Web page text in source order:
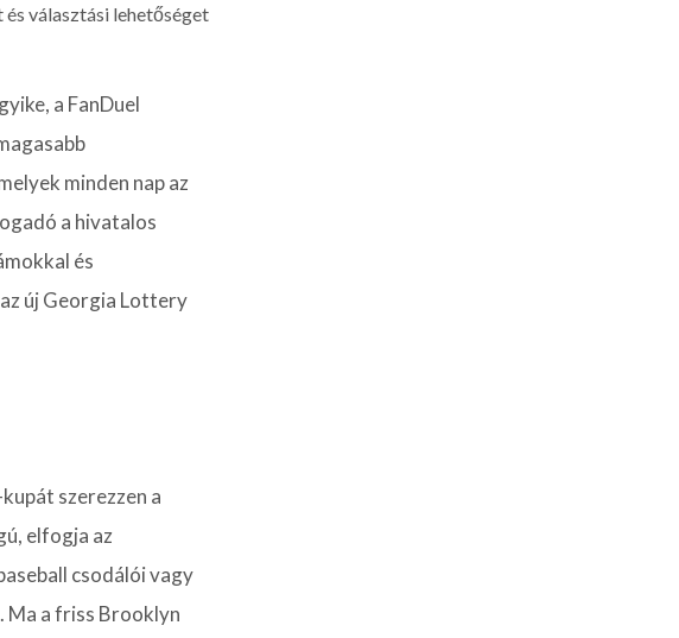
választási lehetőséget
a FanDuel
minden nap az
a hivatalos
és
új Georgia Lottery
szerezzen a
elfogja az
csodálói vagy
Ma a friss Brooklyn